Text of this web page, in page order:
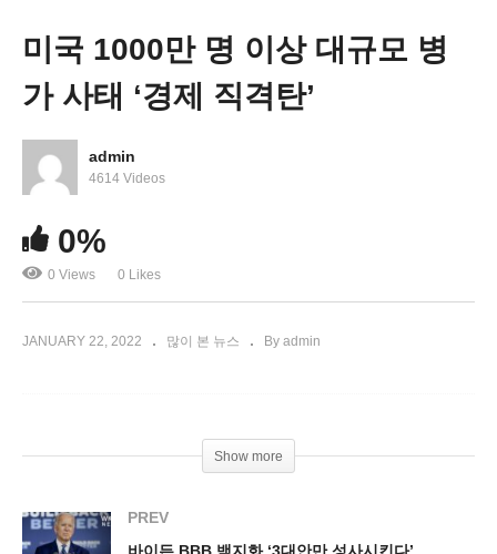
한인 헤롤드 변, VA 주정부 부장관급에 기용
미국 1000만 명 이상 대규모 병
가 사태 ‘경제 직격탄’
admin
4614 Videos
0%
0 Views 0 Likes
JANUARY 22, 2022 많이 본 뉴스 By admin
Show more
PREV